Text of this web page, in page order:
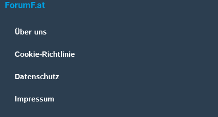
ForumF.at
Über uns
Cookie-Richtlinie
Datenschutz
Impressum